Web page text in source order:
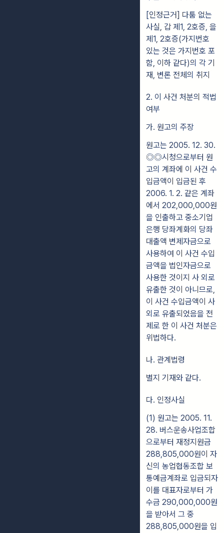
[인정근거] 다툼 없는
사실, 갑 제1, 2호증, 을
제1, 2호증(가지번호
있는 것은 가지번호 포
함, 이하 같다)의 각 기
재, 변론 전체의 취지
2. 이 사건 처분의 적법
여부
가. 원고의 주장
원고는 2005. 12. 30.
◎◎시청으로부터 원
고의 계좌에 이 사건 수
입금액이 입금된 후
2006. 1. 2. 같은 계좌
에서 202,000,000원
을 인출하고 중소기업
은행 당좌계화의 당좌
대출액 변제자금으로
사용하여 이 사건 수입
금액을 법인자금으로
사용한 것이지 사 외로
유출한 것이 아니므로,
이 사건 수입금액이 사
외로 유출되었음을 전
제로 한 이 사건 처분은
위법하다.
나. 관계법령
별지 기재와 같다.
다. 인정사실
(1) 원고는 2005. 11.
28. 버스운송사업조합
으로부터 재정지원금
288,805,000원이 자
신의 농업협동조합 보
통예금계좌로 입금되자
이를 대표자로부터 가
수금 290,000,000원
을 받아서 그 중
288,805,000원을 입